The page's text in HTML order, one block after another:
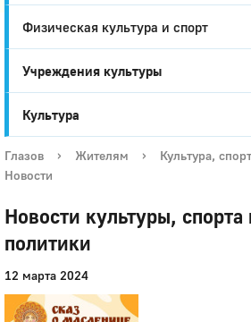
Физическая культура и спорт
Учреждения культуры
Культура
Глазов › Жителям › Культура,
Новости
Новости культуры,
политики
12 марта 2024